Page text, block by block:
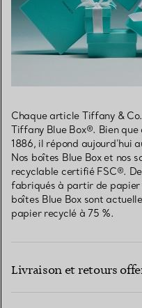
Chaque article Tiffany &
Tiffany Blue Box®. Bien
1886, il répond aujourd’hui
Nos boîtes Blue Box et nos
recyclable certifié FSC®.
fabriqués à partir de papier
boîtes Blue Box sont
papier recyclé à 75 %.
Livraison et retours